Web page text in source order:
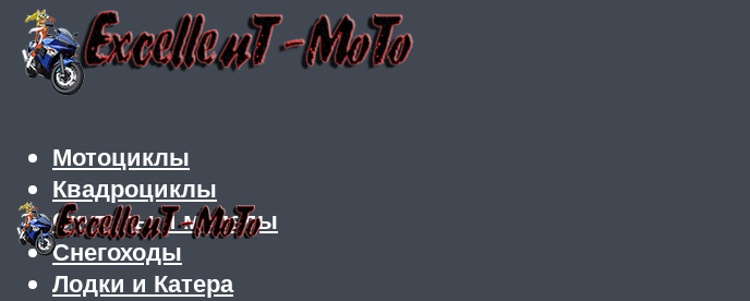
Мотоциклы
Квадроциклы
Скутеры и мопеды
Снегоходы
Лодки и Катера